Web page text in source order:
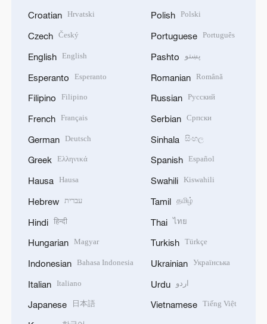
Croatian Hrvatski
Czech Český
English English
Esperanto Esperanto
Filipino Filipino
French Français
German Deutsch
Greek Ελληνικά
Hausa Hausa
Hebrew עברית
Hindi हिन्दी
Hungarian Magyar
Indonesian Bahasa Indonesia
Italian Italiano
Japanese 日本語
Polish Polski
Portuguese Português
Pashto پښتو
Romanian Română
Russian Русский
Serbian Српски
Sinhala සිංහල
Spanish Español
Swahili Kiswahili
Tamil தமிழ்
Thai ไทย
Turkish Türkçe
Ukrainian Українська
Urdu اردو
Vietnamese Tiếng Việt